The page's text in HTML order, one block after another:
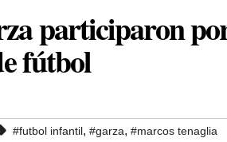
participaron
fútbol
#futbol infantil, #garza, #marcos tenaglia